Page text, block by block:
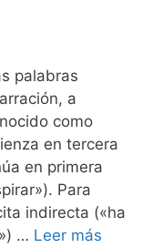
palabras
a
como
en tercera
en primera
Para
indirecta («ha
… Leer más